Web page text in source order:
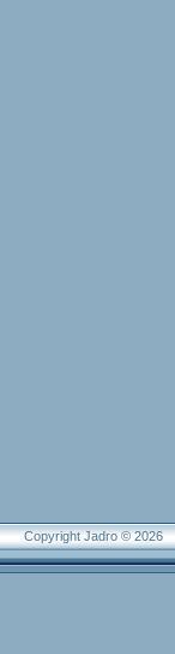
Copyright Jadro © 2026